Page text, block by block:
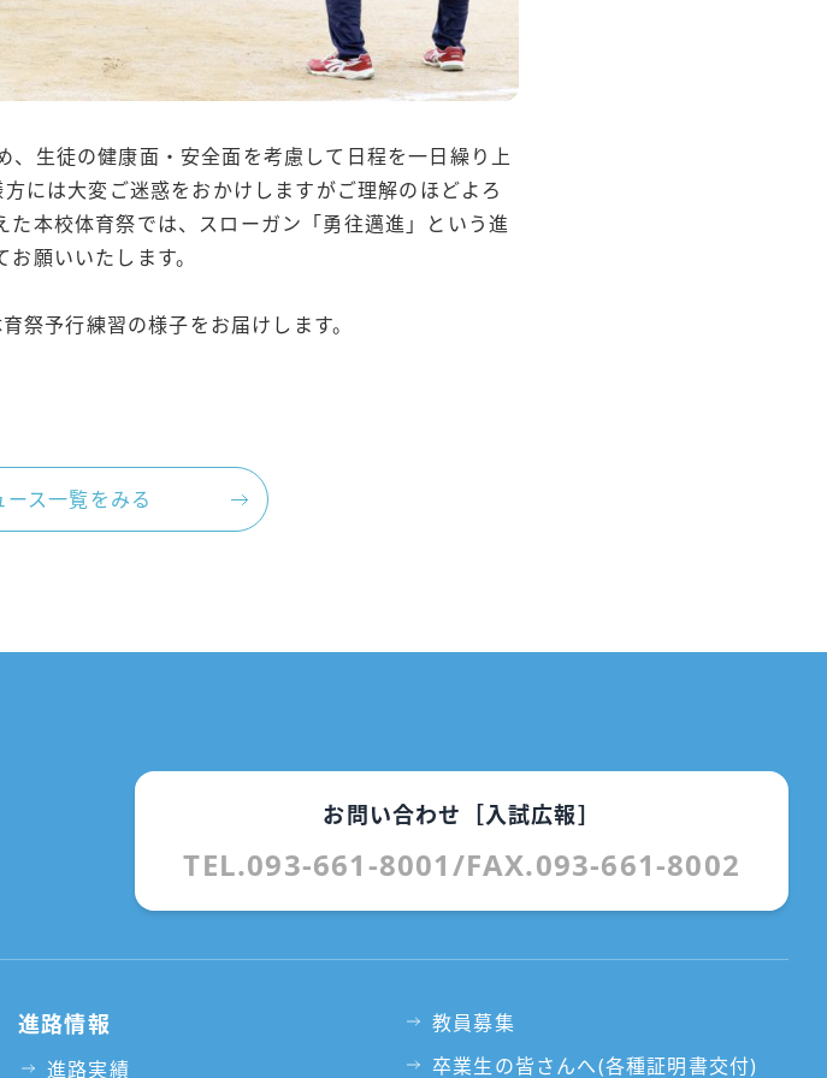
生徒の健康面・安全面を考慮して日程を一日繰り上
には大変ご迷惑をおかけしますがご理解のほどよろ
本校体育祭では、スローガン「勇往邁進」という進
願いいたします。
祭予行練習の様子をお届けします。
ス一覧をみる
お問い合わせ［入試広報］
TEL.093-661-8001/FAX.093-661-8002
進路情報
進路実績
教員募集
卒業生の皆さんへ(各種証明書交付)